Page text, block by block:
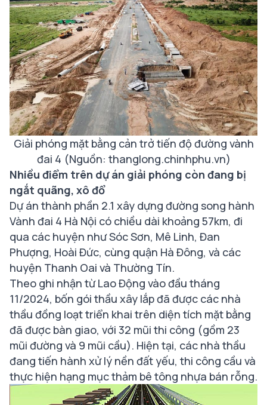
Giải phóng mặt bằng cản trở tiến độ đường vành
đai 4 (Nguồn: thanglong.chinhphu.vn)
Nhiều điểm trên dự án giải phóng còn đang bị
ngắt quãng, xô đổ
Dự án thành phần 2.1 xây dựng đường song hành
Vành đai 4 Hà Nội có chiều dài khoảng 57km, đi
qua các huyện như Sóc Sơn, Mê Linh, Đan
Phượng, Hoài Đức, cùng quận Hà Đông, và các
huyện Thanh Oai và Thường Tín.
Theo ghi nhận từ Lao Động vào đầu tháng
11/2024, bốn gói thầu xây lắp đã được các nhà
thầu đồng loạt triển khai trên diện tích mặt bằng
đã được bàn giao, với 32 mũi thi công (gồm 23
mũi đường và 9 mũi cầu). Hiện tại, các nhà thầu
đang tiến hành xử lý nền đất yếu, thi công cầu và
thực hiện hạng mục thảm bê tông nhựa bán rỗng.